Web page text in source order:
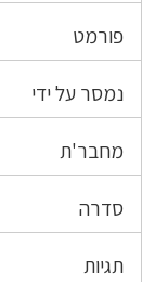
פורמט
נמסר על ידי
מחבר'ת
סדרה
תגיות